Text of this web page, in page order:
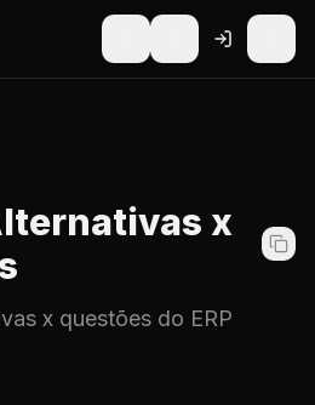
x
x questões do ERP